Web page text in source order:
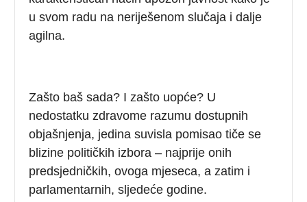
u svom radu na neriješenom slučaja i dalje
agilna.
Zašto baš sada? I zašto uopće? U
nedostatku zdravome razumu dostupnih
objašnjenja, jedina suvisla pomisao tiče se
blizine političkih izbora – najprije onih
predsjedničkih, ovoga mjeseca, a zatim i
parlamentarnih, sljedeće godine.